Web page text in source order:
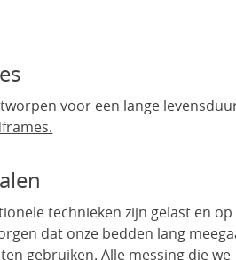
voor een lange
technieken zijn gelast en
dat onze bedden lang
gebruiken. Alle messing die we